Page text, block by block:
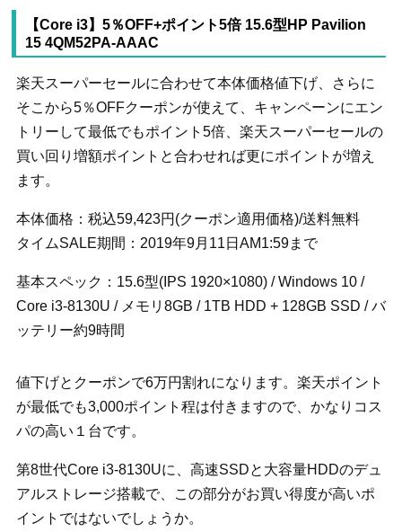
【Core i3】5％OFF+ポイント5倍 15.6型HP Pavilion
15 4QM52PA-AAAC
楽天スーパーセールに合わせて本体価格値下げ、さらに
そこから5％OFFクーポンが使えて、キャンペーンにエン
トリーして最低でもポイント5倍、楽天スーパーセールの
買い回り増額ポイントと合わせれば更にポイントが増え
ます。
本体価格：税込59,423円(クーポン適用価格)/送料無料
タイムSALE期間：2019年9月11日AM1:59まで
基本スペック：15.6型(IPS 1920×1080) / Windows 10 /
Core i3-8130U / メモリ8GB / 1TB HDD + 128GB SSD / バ
ッテリー約9時間
値下げとクーポンで6万円割れになります。楽天ポイント
が最低でも3,000ポイント程は付きますので、かなりコス
パの高い１台です。
第8世代Core i3-8130Uに、高速SSDと大容量HDDのデュ
アルストレージ搭載で、この部分がお買い得度が高いポ
イントではないでしょうか。